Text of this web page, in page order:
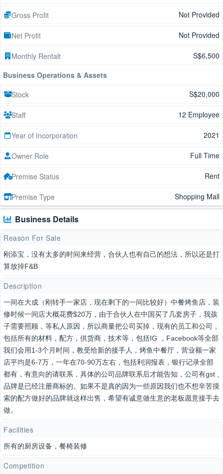
Gross Profit Not Provided
Net Profit Not Provided
Monthly Rentalt
S$6,500
Business Operations & Assets
Stock
S$20,000
Staff 12 Employee
Year of Incorporation 2021
Owner Role Full Time
Premise Status Rent
Premise Type Shopping Mall
Business Details
Reason For Sale
刚添宝，没有太多的时间来经营，合伙人也有自己的想法，所以还是打
算放掉F&B
Description
一间在大成（刚转手一家店，现在剩下的一间比较好）中餐烤鱼店，装
修时候一间店大概花费$20万，由于合伙人在中国买了几套房子，我孩
子需要照顾，等私人原因，所以商量把公司买掉，现有的员工和公司，
包括所有的材料，配方，供货商，技术等，包括IG ，Facebook等全部
我们会用1-3个月时间，教受给新的接手人，烤鱼中餐厅，营业额一家
店平均是6-7万，一年在70-90万左右，包括利润报表，银行记录全部
都有，有意向的请联系，具体的公司品牌联系后才能告知，公司有gst ,
品牌是已经注册商标的。如果不是真的因为一些原因我们也不想辛苦摸
索的配方做好的品牌就这样出售，希望有诚意做生意的老板愿意接手去
做。
Facilities
所有的厨房设备，餐椅装修
Competition